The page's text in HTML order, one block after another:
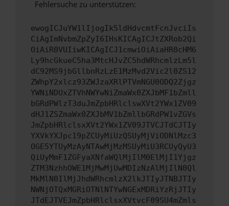
Fehlersuche zu unterstützen:
ewogICJuYW1lIjogIk5ldHdvcmtFcnJvciIs
CiAgImNvbmZpZyI6IHsKICAgICJtZXRob2Qi
OiAiR0VUIiwKICAgICJ1cmwiOiAiaHR0cHM6
Ly9hcGkueC5ha3MtcHJvZC5hdWRhcmlzLm5l
dC92MS9jbGllbnRzLzE1MzMvd2Vic2l0ZS12
ZWhpY2xlcz93ZWJzaXRlPTVmNGU0ODQ2Zjgz
YWNiNDUxZTVhNWYwNiZmaWx0ZXJbMF1bZmll
bGRdPWlzT3duJmZpbHRlclswXVt2YWx1ZV09
dHJ1ZSZmaWx0ZXJbMV1bZmllbGRdPW1vZGVs
JmZpbHRlclsxXVt2YWx1ZV09JTVCJTdCJTIy
YXVkYXJpc19pZCUyMiUzQSUyMjViODNlMzc3
OGE5YTUyMzAyNTAwMjMzMSUyMiU3RCUyQyU3
QiUyMmF1ZGFyaXNfaWQlMjIlM0ElMjI1Yjgz
ZTM3NzhhOWE1MjMwMjUwMDIzNzAlMjIlN0Ql
MkMlN0IlMjJhdWRhcmlzX2lkJTIyJTNBJTIy
NWNjOTQxMGRiOTNlNTYwNGExMDRiYzRjJTIy
JTdEJTVEJmZpbHRlclsxXVtvcF09SU4mZmls